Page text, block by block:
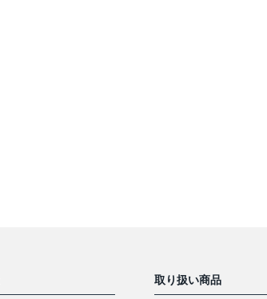
取り扱い商品